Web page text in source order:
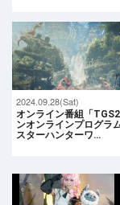
2024.09.28(Sat)
オンライン番組「
ンオンラインプログラ
スターハンターワ…